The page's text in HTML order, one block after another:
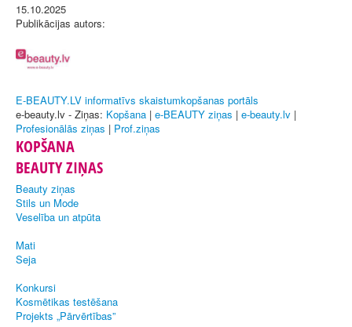
15.10.2025
Publikācijas autors:
E-BEAUTY.LV informatīvs skaistumkopšanas portāls
e-beauty.lv - Ziņas: Kopšana | e-BEAUTY ziņas | e-beauty.lv |
Profesionālās ziņas | Prof.ziņas
KOPŠANA
BEAUTY ZIŅAS
Beauty ziņas
Stils un Mode
Veselība un atpūta
Mati
Seja
Konkursi
Kosmētikas testēšana
Projekts „Pārvērtības”